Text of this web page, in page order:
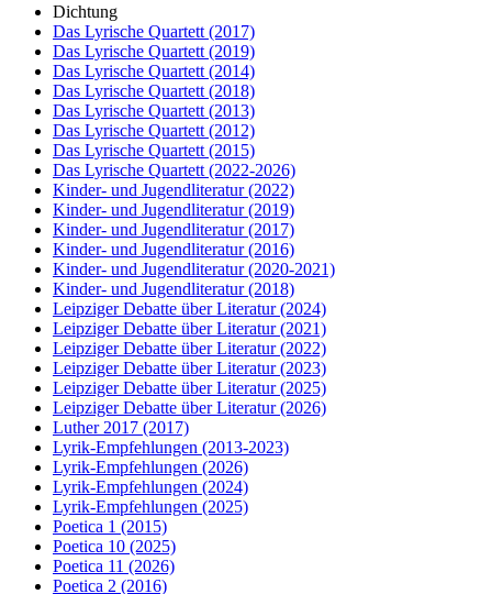
Dichtung
Das Lyrische Quartett (2017)
Das Lyrische Quartett (2019)
Das Lyrische Quartett (2014)
Das Lyrische Quartett (2018)
Das Lyrische Quartett (2013)
Das Lyrische Quartett (2012)
Das Lyrische Quartett (2015)
Das Lyrische Quartett (2022-2026)
Kinder- und Jugendliteratur(2022)
Kinder- und Jugendliteratur(2019)
Kinder- und Jugendliteratur(2017)
Kinder- und Jugendliteratur(2016)
Kinder- und Jugendliteratur(2020-2021)
Kinder- und Jugendliteratur(2018)
Leipziger Debatte über Literatur(2024)
Leipziger Debatte über Literatur(2021)
Leipziger Debatte über Literatur(2022)
Leipziger Debatte über Literatur(2023)
Leipziger Debatte über Literatur(2025)
Leipziger Debatte über Literatur(2026)
Luther 2017 (2017)
Lyrik-Empfehlungen (2013-2023)
Lyrik-Empfehlungen (2026)
Lyrik-Empfehlungen (2024)
Lyrik-Empfehlungen (2025)
Poetica 1 (2015)
Poetica 10 (2025)
Poetica 11 (2026)
Poetica 2 (2016)